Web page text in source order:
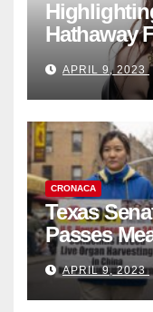
Hathaway
Fashion
Collection
APRIL 9, 2023
CRONACA
Texas
Passes
Complicity
Organ
APRIL 9, 2023